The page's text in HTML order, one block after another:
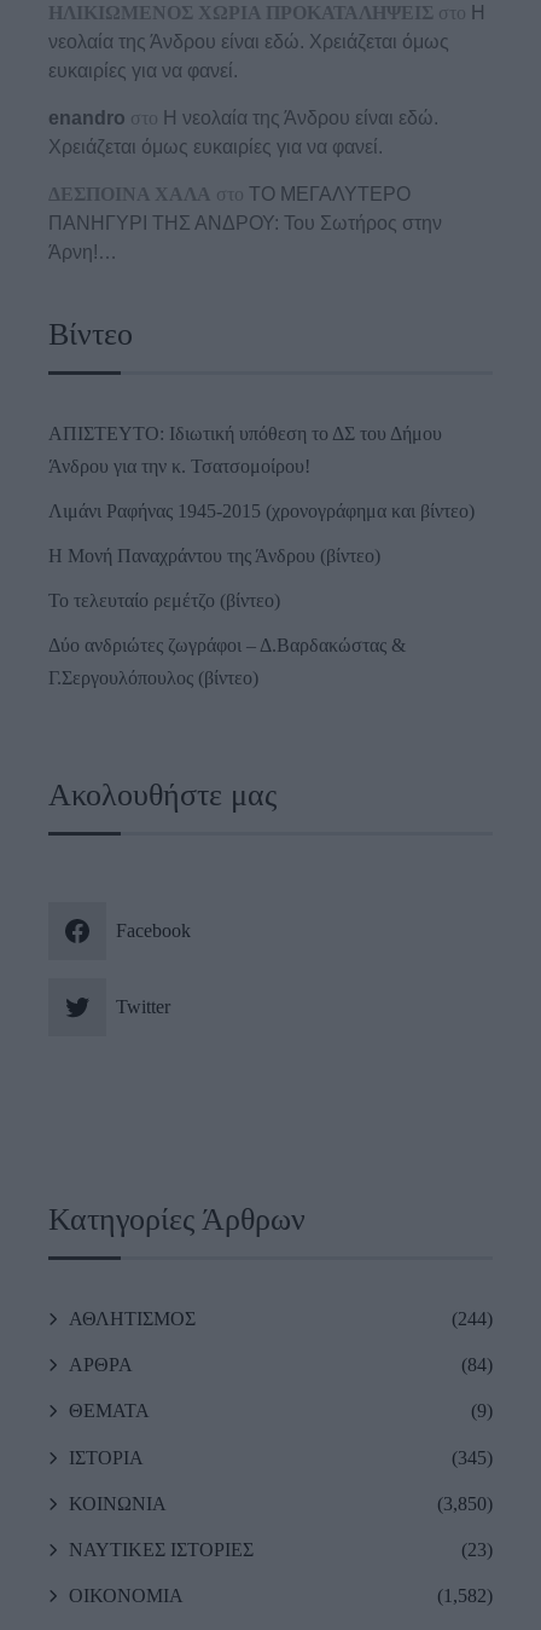
ΗΛΙΚΙΩΜΕΝΟΣ ΧΩΡΙΑ ΠΡΟΚΑΤΑΛΗΨΕΙΣ στο Η
νεολαία της Άνδρου είναι εδώ. Χρειάζεται όμως
ευκαιρίες για να φανεί.
enandro στο Η νεολαία της Άνδρου είναι εδώ.
Χρειάζεται όμως ευκαιρίες για να φανεί.
ΔΕΣΠΟΙΝΑ ΧΑΛΑ στο ΤΟ ΜΕΓΑΛΥΤΕΡΟ
ΠΑΝΗΓΥΡΙ ΤΗΣ ΑΝΔΡΟΥ: Του Σωτήρος στην
Άρνη!…
Βίντεο
ΑΠΙΣΤΕΥΤΟ: Ιδιωτική υπόθεση το ΔΣ του Δήμου
Άνδρου για την κ. Τσατσομοίρου!
Λιμάνι Ραφήνας 1945-2015 (χρονογράφημα και βίντεο)
Η Μονή Παναχράντου της Άνδρου (βίντεο)
Το τελευταίο ρεμέτζο (βίντεο)
Δύο ανδριώτες ζωγράφοι – Δ.Βαρδακώστας &
Γ.Σεργουλόπουλος (βίντεο)
Ακολουθήστε μας
Facebook
Twitter
Κατηγορίες Άρθρων
ΑΘΛΗΤΙΣΜΟΣ (244)
ΑΡΘΡΑ (84)
ΘΕΜΑΤΑ (9)
ΙΣΤΟΡΙΑ (345)
ΚΟΙΝΩΝΙΑ (3,850)
ΝΑΥΤΙΚΕΣ ΙΣΤΟΡΙΕΣ (23)
ΟΙΚΟΝΟΜΙΑ (1,582)